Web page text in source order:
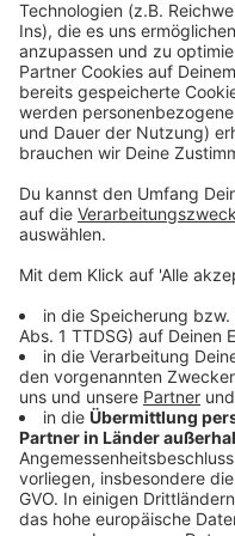
Anzeige
Unsere Fortuna-
Fortuna für Alle:
Alexander Ende:
Anzeige
Folge uns für
Anzeige
Instagram|Facebook|
Anzeige